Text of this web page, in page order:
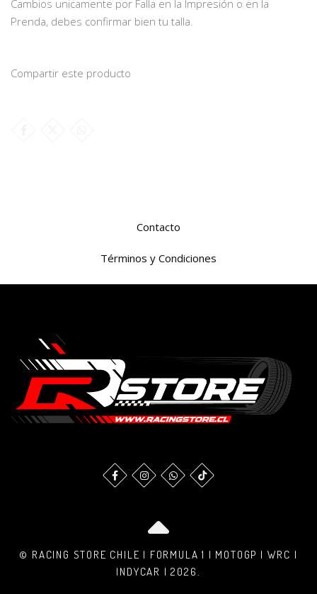
Cambios unicamente por Falla en la Impresión o en la
Prenda, debes confirmar bien tu talla.
Compartir este producto
Contacto
Términos y Condiciones
© RACING STORE CHILE | FORMULA 1 | MOTOGP | WRC |
INDYCAR | 2026.